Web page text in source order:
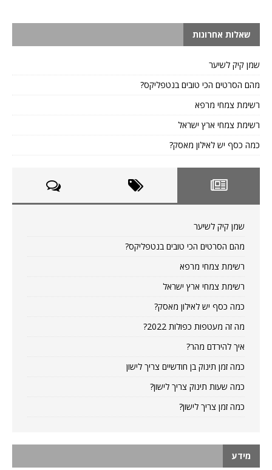
שאלות אחרונות
שמן קיק לשיער
מהם הסרטים הכי טובים בנטפליקס?
רשימת צמחי מרפא
רשימת צמחי ארץ ישראל
כמה כסף יש לאילון מאסק?
שמן קיק לשיער
מהם הסרטים הכי טובים בנטפליקס?
רשימת צמחי מרפא
רשימת צמחי ארץ ישראל
כמה כסף יש לאילון מאסק?
מה זה מעטפות כפולות 2022?
איך להירדם מהר?
כמה זמן תינוק בן חודשיים צריך לישון
כמה שעות תינוק צריך לישון?
כמה זמן צריך לישון?
מידע